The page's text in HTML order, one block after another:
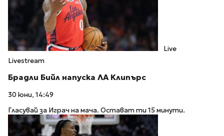
Live
Livestream
Брадли Бийл напуска ЛА Клипърс
30 юни, 14:49
Гласувай за Играч на мача. Остават ти 15 минути.